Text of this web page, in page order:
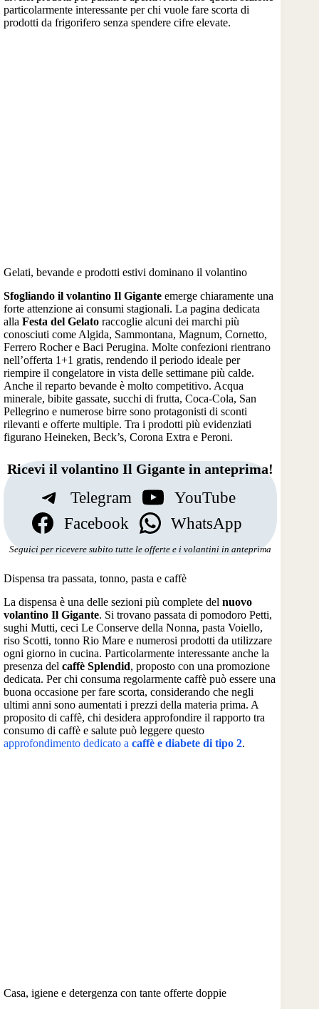
particolarmente interessante per chi vuole fare scorta di
prodotti da frigorifero senza spendere cifre elevate.
Gelati, bevande e prodotti estivi dominano il volantino
Sfogliando il volantino Il Gigante emerge chiaramente una
forte attenzione ai consumi stagionali. La pagina dedicata
alla Festa del Gelato raccoglie alcuni dei marchi più
conosciuti come Algida, Sammontana, Magnum, Cornetto,
Ferrero Rocher e Baci Perugina. Molte confezioni rientrano
nell’offerta 1+1 gratis, rendendo il periodo ideale per
riempire il congelatore in vista delle settimane più calde.
Anche il reparto bevande è molto competitivo. Acqua
minerale, bibite gassate, succhi di frutta, Coca-Cola, San
Pellegrino e numerose birre sono protagonisti di sconti
rilevanti e offerte multiple. Tra i prodotti più evidenziati
figurano Heineken, Beck’s, Corona Extra e Peroni.
Ricevi il volantino Il Gigante in anteprima!
Telegram
YouTube
Facebook
WhatsApp
Seguici per ricevere subito tutte le offerte e i volantini in anteprima
Dispensa tra passata, tonno, pasta e caffè
La dispensa è una delle sezioni più complete del nuovo
volantino Il Gigante. Si trovano passata di pomodoro Petti,
sughi Mutti, ceci Le Conserve della Nonna, pasta Voiello,
riso Scotti, tonno Rio Mare e numerosi prodotti da utilizzare
ogni giorno in cucina. Particolarmente interessante anche la
presenza del caffè Splendid, proposto con una promozione
dedicata. Per chi consuma regolarmente caffè può essere una
buona occasione per fare scorta, considerando che negli
ultimi anni sono aumentati i prezzi della materia prima. A
proposito di caffè, chi desidera approfondire il rapporto tra
consumo di caffè e salute può leggere questo
approfondimento dedicato a caffè e diabete di tipo 2.
Casa, igiene e detergenza con tante offerte doppie